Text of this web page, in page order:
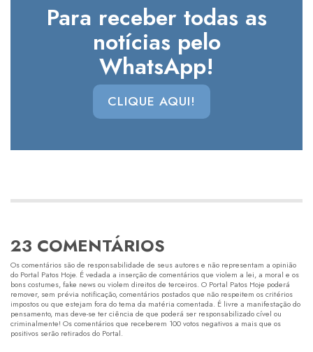
Para receber todas as
notícias pelo
WhatsApp!
CLIQUE AQUI!
23 COMENTÁRIOS
Os comentários são de responsabilidade de seus autores e não representam a opinião
do Portal Patos Hoje. É vedada a inserção de comentários que violem a lei, a moral e os
bons costumes, fake news ou violem direitos de terceiros. O Portal Patos Hoje poderá
remover, sem prévia notificação, comentários postados que não respeitem os critérios
impostos ou que estejam fora do tema da matéria comentada. É livre a manifestação do
pensamento, mas deve-se ter ciência de que poderá ser responsabilizado cível ou
criminalmente! Os comentários que receberem 100 votos negativos a mais que os
positivos serão retirados do Portal.